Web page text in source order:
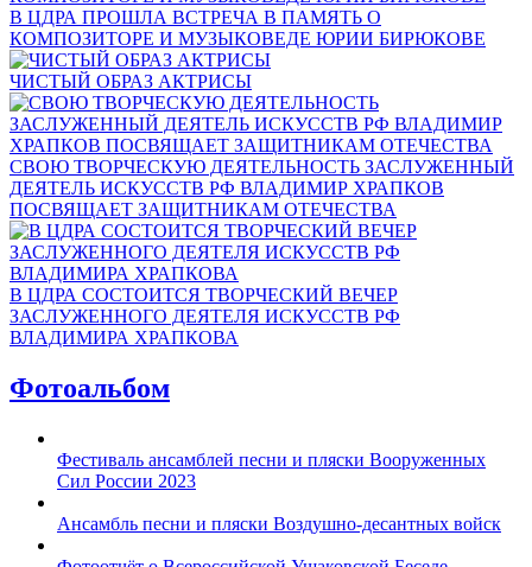
В ЦДРА ПРОШЛА ВСТРЕЧА В ПАМЯТЬ О
КОМПОЗИТОРЕ И МУЗЫКОВЕДЕ ЮРИИ БИРЮКОВЕ
ЧИСТЫЙ ОБРАЗ АКТРИСЫ
СВОЮ ТВОРЧЕСКУЮ ДЕЯТЕЛЬНОСТЬ ЗАСЛУЖЕННЫЙ
ДЕЯТЕЛЬ ИСКУССТВ РФ ВЛАДИМИР ХРАПКОВ
ПОСВЯЩАЕТ ЗАЩИТНИКАМ ОТЕЧЕСТВА
В ЦДРА СОСТОИТСЯ ТВОРЧЕСКИЙ ВЕЧЕР
ЗАСЛУЖЕННОГО ДЕЯТЕЛЯ ИСКУССТВ РФ
ВЛАДИМИРА ХРАПКОВА
Фотоальбом
Фестиваль ансамблей песни и пляски Вооруженных
Сил России 2023
Ансамбль песни и пляски Воздушно-десантных войск